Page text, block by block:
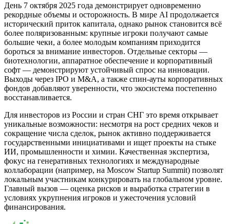
День 7 октября 2025 года демонстрирует одновременно
рекордные объемы и осторожность. В мире AI продолжается
исторический приток капитала, однако рынок становится всё
более поляризованным: крупные игроки получают самые
большие чеки, а более молодым компаниям приходится
бороться за внимание инвесторов. Отдельные секторы —
биотехнологии, аппаратное обеспечение и корпоративный
софт — демонстрируют устойчивый спрос на инновации.
Выходы через IPO и M&A, а также спин-ауты корпоративных
фондов добавляют уверенности, что экосистема постепенно
восстанавливается.
Для инвесторов из России и стран СНГ это время открывает
уникальные возможности: несмотря на рост средних чеков и
сокращение числа сделок, рынок активно поддерживается
государственными инициативами и ищет проекты на стыке
ИИ, промышленности и химии. Качественная экспертиза,
фокус на генеративных технологиях и международные
коллаборации (например, на Moscow Startup Summit) позволят
локальным участникам конкурировать на глобальном уровне.
Главный вызов — оценка рисков и выработка стратегии в
условиях укрупнения игроков и ужесточения условий
финансирования.